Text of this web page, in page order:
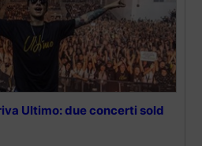
Ultimo: due concerti sold